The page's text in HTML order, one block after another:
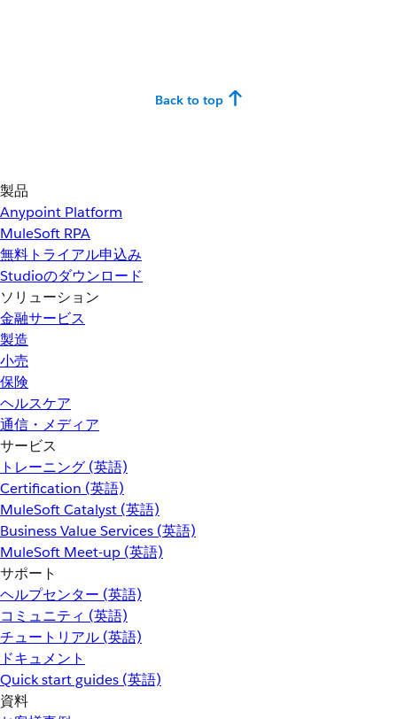
Back to top
製品
Anypoint Platform
MuleSoft RPA
無料トライアル申込み
Studioのダウンロード
ソリューション
金融サービス
製造
小売
保険
ヘルスケア
通信・メディア
サービス
トレーニング (英語)
Certification (英語)
MuleSoft Catalyst (英語)
Business Value Services (英語)
MuleSoft Meet-up (英語)
サポート
ヘルプセンター (英語)
コミュニティ (英語)
チュートリアル (英語)
ドキュメント
Quick start guides (英語)
資料